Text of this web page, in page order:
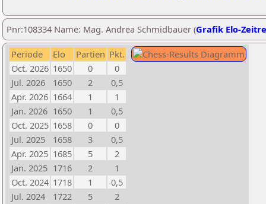
Pnr:108334 Name: Mag. Andrea Schmidbauer (Grafik Elo-
Periode Elo Partien Pkt.
Oct. 2026 1650 0
0
Jul. 2026
1650 2
0,5
Apr. 2026 1664 1
1
Jan. 2026 1650 1
0,5
Oct. 2025 1658 0
0
Jul. 2025
1658 3
0,5
Apr. 2025 1685 5
2
Jan. 2025 1716 2
1
Oct. 2024 1718 1
0,5
Jul. 2024
1722 5
2